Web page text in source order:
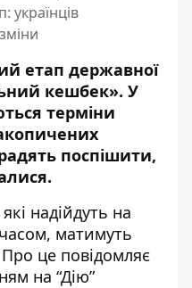
українців
етап державної
кешбек». У
терміни
поспішити,
надійдуть на
матимуть
це повідомляє
на “Дію”